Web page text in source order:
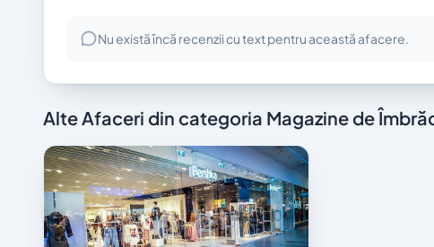
Nu există încă recenzii cu text pentru această afacere.
Alte Afaceri din categoria Magazine de